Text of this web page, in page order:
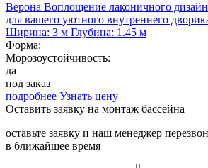
Верона Воплощение лаконичного
для вашего уютного внутреннего
Ширина: 3 м Глубина: 1.45 м
Форма:
Морозоустойчивость:
да
под заказ
подробнее Узнать цену
Оставить заявку на монтаж бассейна
оставьте заявку и наш менеджер
в ближайшее время